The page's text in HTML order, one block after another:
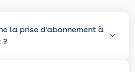
la prise d'abonnement à
?